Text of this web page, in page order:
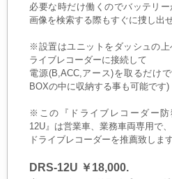
必要な時だけ働くのでバッテリ
画像を検索する際もすぐに捜し出せ
※設置はユニットをダッシュの
ライブレコーダーに接続して
電源(B,ACC,アース)を取るだけ
BOXの中に収納する事も可能です)
※この『ドライブレコーダー防
12U』は営業車、業務車両専用で
ドライブレコーダーを推薦致します
DRS-12U ￥18,000.